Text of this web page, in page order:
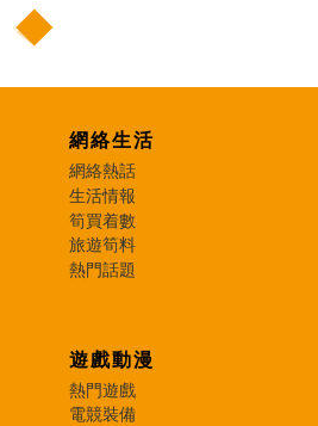
網絡生活
網絡熱話
生活情報
筍買着數
旅遊筍料
熱門話題
遊戲動漫
熱門遊戲
電競裝備